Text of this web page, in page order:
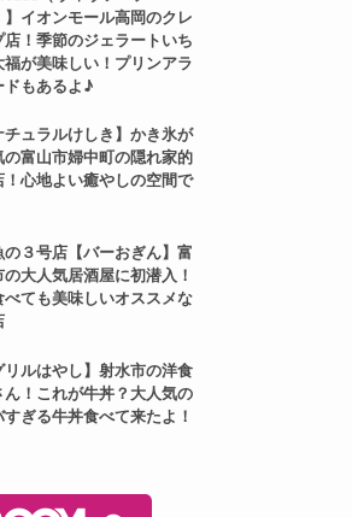
】イオンモール高岡のクレ
店！季節のジェラートいち
福が美味しい！プリンアラ
ドもあるよ♪
チュラルけしき】かき氷が
の富山市婦中町の隠れ家的
！心地よい癒やしの空間で
の３号店【バーおぎん】富
の大人気居酒屋に初潜入！
べても美味しいオススメな
リルはやし】射水市の洋食
ん！これが牛丼？大人気の
すぎる牛丼食べて来たよ！